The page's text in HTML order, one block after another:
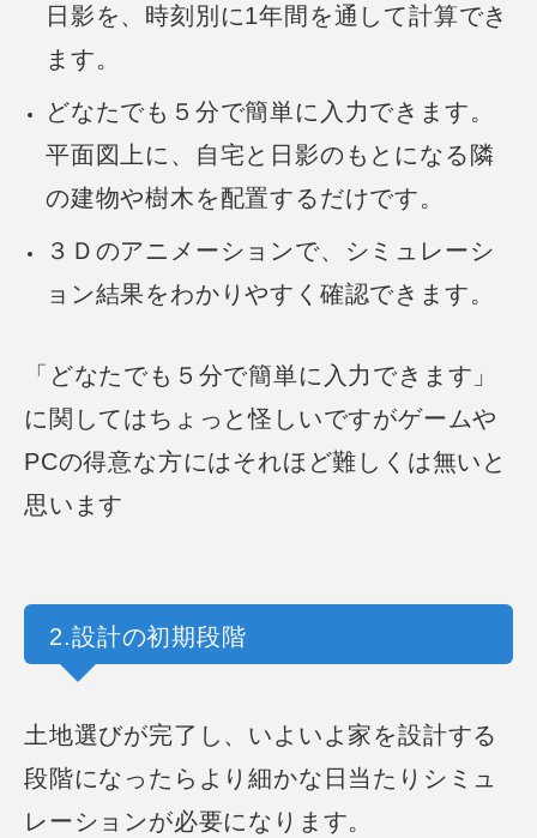
日影を、時刻別に1年間を通して計算でき
ます。
どなたでも５分で簡単に入力できます。
平面図上に、自宅と日影のもとになる隣
の建物や樹木を配置するだけです。
３Ｄのアニメーションで、シミュレーシ
ョン結果をわかりやすく確認できます。
「どなたでも５分で簡単に入力できます」
に関してはちょっと怪しいですがゲームや
PCの得意な方にはそれほど難しくは無いと
思います
2.設計の初期段階
土地選びが完了し、いよいよ家を設計する
段階になったら より細かな日当たりシミュ
レーションが必要になります。